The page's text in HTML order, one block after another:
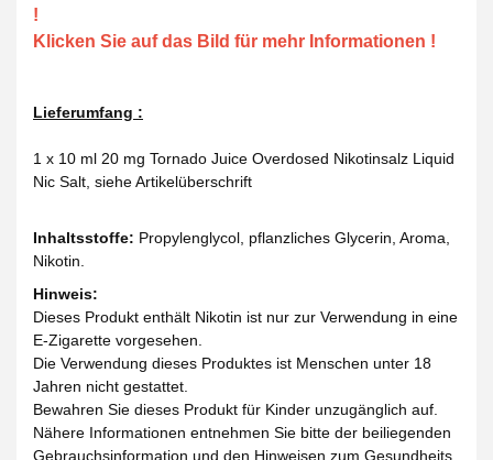
!
Klicken Sie auf das Bild für mehr Informationen !
Lieferumfang :
1 x 10 ml 20 mg Tornado Juice Overdosed Nikotinsalz Liquid
Nic Salt, siehe Artikelüberschrift
Inhaltsstoffe: Propylenglycol, pflanzliches Glycerin, Aroma,
Nikotin.
Hinweis:
Dieses Produkt enthält Nikotin ist nur zur Verwendung in eine
E-Zigarette vorgesehen.
Die Verwendung dieses Produktes ist Menschen unter 18
Jahren nicht gestattet.
Bewahren Sie dieses Produkt für Kinder unzugänglich auf.
Nähere Informationen entnehmen Sie bitte der beiliegenden
Gebrauchsinformation und den Hinweisen zum Gesundheits